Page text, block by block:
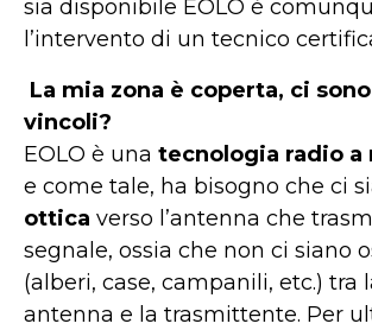
sia disponibile EOLO è
l’intervento di un tecnico
La mia zona è coperta, ci
vincoli?
EOLO è una tecnologia radio a
e come tale, ha bisogno che ci
ottica verso l’antenna che
segnale, ossia che non ci siano
(alberi, case, campanili, etc.) tra
antenna e la trasmittente. Per